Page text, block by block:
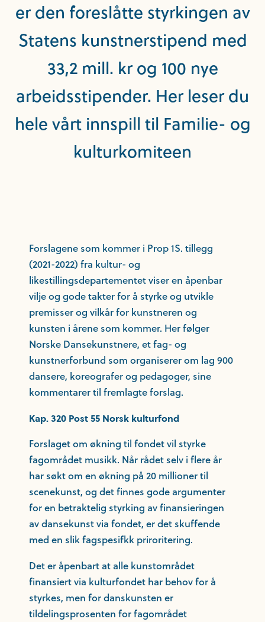
er den foreslåtte styrkingen av
Statens kunstnerstipend med
33,2 mill. kr og 100 nye
arbeidsstipender. Her leser du
hele vårt innspill til Familie- og
kulturkomiteen
Forslagene som kommer i Prop 1S. tillegg
(2021-2022) fra kultur- og
likestillingsdepartementet viser en åpenbar
vilje og gode takter for å styrke og utvikle
premisser og vilkår for kunstneren og
kunsten i årene som kommer. Her følger
Norske Dansekunstnere, et fag- og
kunstnerforbund som organiserer om lag 900
dansere, koreografer og pedagoger, sine
kommentarer til fremlagte forslag.
Kap. 320 Post 55 Norsk kulturfond
Forslaget om økning til fondet vil styrke
fagområdet musikk. Når rådet selv i flere år
har søkt om en økning på 20 millioner til
scenekunst, og det finnes gode argumenter
for en betraktelig styrking av finansieringen
av dansekunst via fondet, er det skuffende
med en slik fagspesifkk priroritering.
Det er åpenbart at alle kunstområdet
finansiert via kulturfondet har behov for å
styrkes, men for danskunsten er
tildelingsprosenten for fagområdet